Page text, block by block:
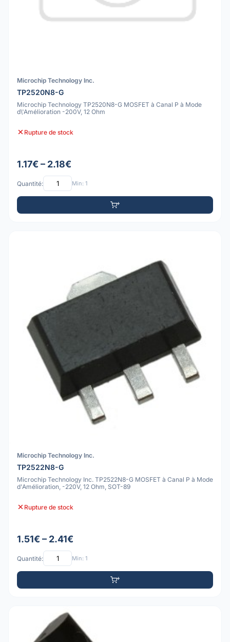
Microchip Technology Inc.
TP2520N8-G
Microchip Technology TP2520N8-G MOSFET à Canal P à Mode
d\'Amélioration -200V, 12 Ohm
Rupture de stock
1.17€ – 2.18€
Quantité: Min: 1
Microchip Technology Inc.
TP2522N8-G
Microchip Technology Inc. TP2522N8-G MOSFET à Canal P à Mode
d'Amélioration, -220V, 12 Ohm, SOT-89
Rupture de stock
1.51€ – 2.41€
Quantité: Min: 1